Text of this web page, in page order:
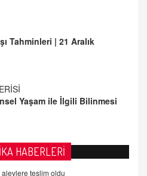
Yaşam ile İlgili Bilinmesi
DOĞAN
korunması ve dijital hukukun
HABERLERİ
teslim oldu